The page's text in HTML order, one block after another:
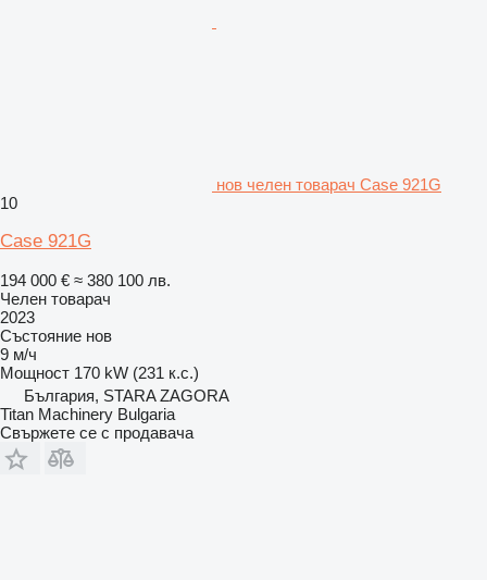
нов челен товарач Case 921G
10
Case 921G
194 000 € ≈ 380 100 лв.
Челен товарач
2023
Състояние нов
9 м/ч
Мощност 170 kW (231 к.с.)
България, STARA ZAGORA
Titan Machinery Bulgaria
Свържете се с продавача